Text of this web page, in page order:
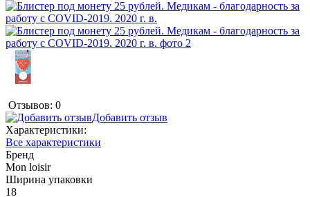
Отзывов: 0
Добавить отзыв
Характеристики:
Все характеристики
Бренд
Mon loisir
Ширина упаковки
18